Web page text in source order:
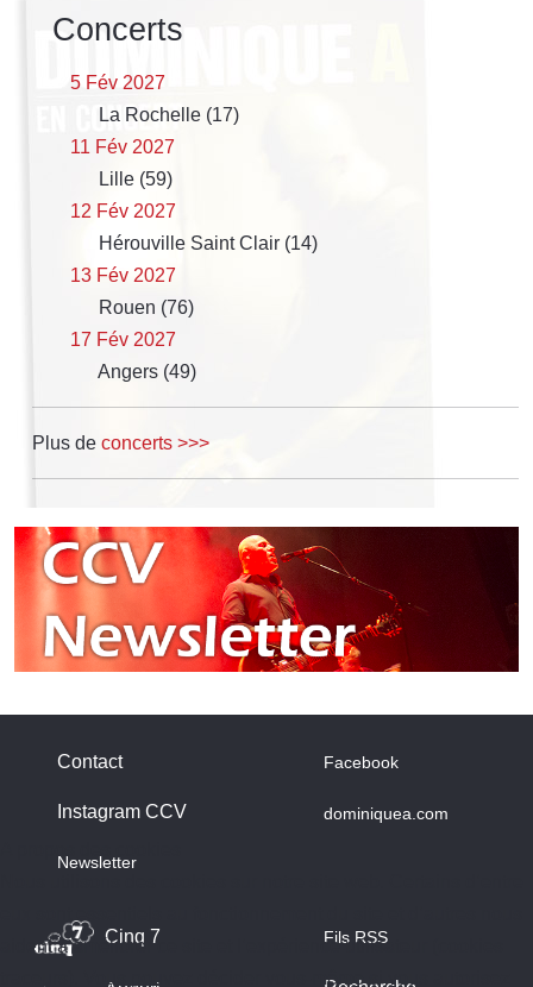
Concerts
5 Fév 2027
La Rochelle (17)
11 Fév 2027
Lille (59)
12 Fév 2027
Hérouville Saint Clair (14)
13 Fév 2027
Rouen (76)
17 Fév 2027
Angers (49)
Plus de concerts >>>
Contact
Instagram CCV
Newsletter
Facebook
dominiquea.com
Cinq 7 Fils RSS
aident à améliorer ce site et l’expérience utilisateur (cookies
traceurs). Vous pouvez décider vous-même si vous autorisez